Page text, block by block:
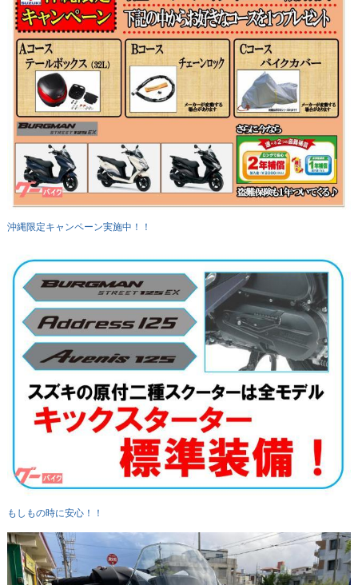
沖縄限定キャンペーン実施中！！
もしもの時に安心！！